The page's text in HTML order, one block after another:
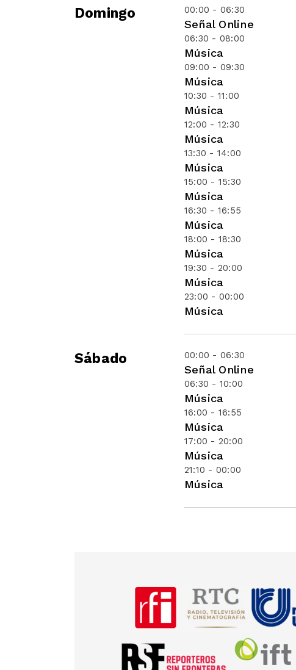
Domingo 00:00 - 06:30
Señal Online
06:30 - 08:00
Música
09:00 - 09:30
Música
10:30 - 11:00
Música
12:00 - 12:30
Música
13:30 - 14:00
Música
15:00 - 15:30
Música
16:30 - 16:55
Música
18:00 - 18:30
Música
19:30 - 20:00
Música
23:00 - 00:00
Música
Sábado 00:00 - 06:30
Señal Online
06:30 - 10:00
Música
16:00 - 16:55
Música
17:00 - 20:00
Música
21:10 - 00:00
Música